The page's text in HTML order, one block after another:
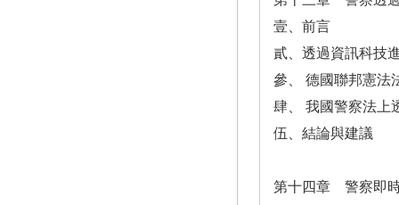
壹、前言
貳、透過資訊科技
參、 德國聯邦憲法
肆、 我國警察法上
伍、結論與建議
第十四章 警察即